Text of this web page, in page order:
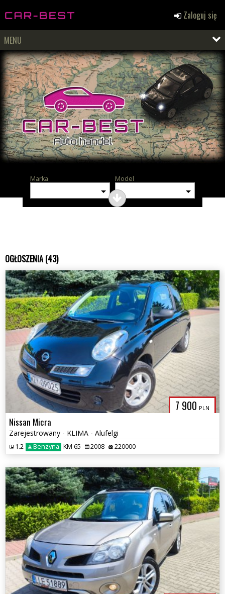
Zaloguj się
MENU
Marka Model
OGŁOSZENIA (43)
7 900 PLN
Nissan Micra
Zarejestrowany - KLIMA - Alufelgi
1.2 Benzyna KM 65 2008 220000